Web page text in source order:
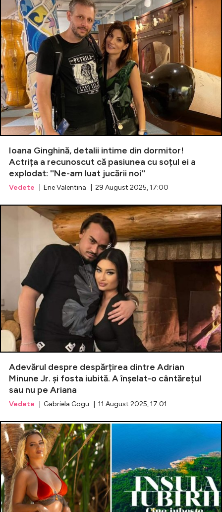
Ioana Ginghină, detalii intime din dormitor!
Actrița a recunoscut că pasiunea cu soțul ei a
explodat: ''Ne-am luat jucării noi''
Vedete | Ene Valentina | 29 August 2025, 17:00
Adevărul despre despărțirea dintre Adrian
Minune Jr. și fosta iubită. A înșelat-o cântărețul
sau nu pe Ariana
Vedete | Gabriela Gogu | 11 August 2025, 17:01